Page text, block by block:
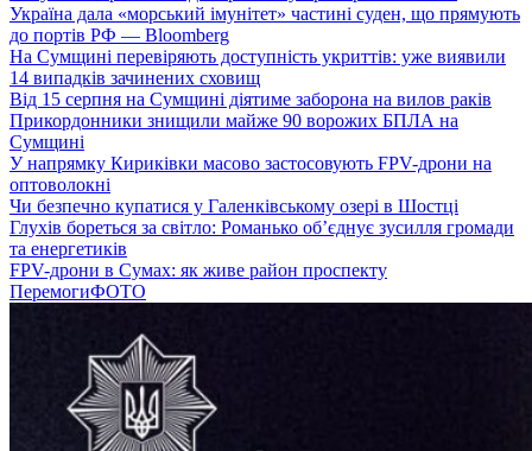
Україна дала «морський імунітет» частині суден, що прямують
до портів РФ — Bloomberg
На Сумщині перевіряють доступність укриттів: уже виявили
14 випадків зачинених сховищ
Від 15 серпня на Сумщині діятиме заборона на вилов раків
Прикордонники знищили майже 90 ворожих БПЛА на
Сумщині
У напрямку Кириківки масово застосовують FPV-дрони на
оптоволокні
Чи безпечно купатися у Галенківському озері в Шостці
Глухів бореться за світло: Романько об’єднує зусилля громади
та енергетиків
FPV-дрони в Сумах: як живе район проспекту
ПеремогиФОТО